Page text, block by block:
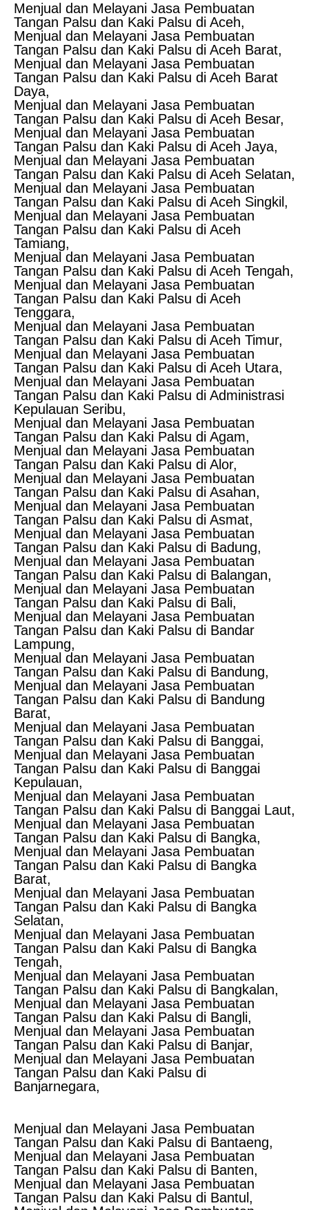
Menjual dan Melayani Jasa Pembuatan
Tangan Palsu dan Kaki Palsu di Aceh,
Menjual dan Melayani Jasa Pembuatan
Tangan Palsu dan Kaki Palsu di Aceh Barat,
Menjual dan Melayani Jasa Pembuatan
Tangan Palsu dan Kaki Palsu di Aceh Barat
Daya,
Menjual dan Melayani Jasa Pembuatan
Tangan Palsu dan Kaki Palsu di Aceh Besar,
Menjual dan Melayani Jasa Pembuatan
Tangan Palsu dan Kaki Palsu di Aceh Jaya,
Menjual dan Melayani Jasa Pembuatan
Tangan Palsu dan Kaki Palsu di Aceh Selatan,
Menjual dan Melayani Jasa Pembuatan
Tangan Palsu dan Kaki Palsu di Aceh Singkil,
Menjual dan Melayani Jasa Pembuatan
Tangan Palsu dan Kaki Palsu di Aceh
Tamiang,
Menjual dan Melayani Jasa Pembuatan
Tangan Palsu dan Kaki Palsu di Aceh Tengah,
Menjual dan Melayani Jasa Pembuatan
Tangan Palsu dan Kaki Palsu di Aceh
Tenggara,
Menjual dan Melayani Jasa Pembuatan
Tangan Palsu dan Kaki Palsu di Aceh Timur,
Menjual dan Melayani Jasa Pembuatan
Tangan Palsu dan Kaki Palsu di Aceh Utara,
Menjual dan Melayani Jasa Pembuatan
Tangan Palsu dan Kaki Palsu di Administrasi
Kepulauan Seribu,
Menjual dan Melayani Jasa Pembuatan
Tangan Palsu dan Kaki Palsu di Agam,
Menjual dan Melayani Jasa Pembuatan
Tangan Palsu dan Kaki Palsu di Alor,
Menjual dan Melayani Jasa Pembuatan
Tangan Palsu dan Kaki Palsu di Asahan,
Menjual dan Melayani Jasa Pembuatan
Tangan Palsu dan Kaki Palsu di Asmat,
Menjual dan Melayani Jasa Pembuatan
Tangan Palsu dan Kaki Palsu di Badung,
Menjual dan Melayani Jasa Pembuatan
Tangan Palsu dan Kaki Palsu di Balangan,
Menjual dan Melayani Jasa Pembuatan
Tangan Palsu dan Kaki Palsu di Bali,
Menjual dan Melayani Jasa Pembuatan
Tangan Palsu dan Kaki Palsu di Bandar
Lampung,
Menjual dan Melayani Jasa Pembuatan
Tangan Palsu dan Kaki Palsu di Bandung,
Menjual dan Melayani Jasa Pembuatan
Tangan Palsu dan Kaki Palsu di Bandung
Barat,
Menjual dan Melayani Jasa Pembuatan
Tangan Palsu dan Kaki Palsu di Banggai,
Menjual dan Melayani Jasa Pembuatan
Tangan Palsu dan Kaki Palsu di Banggai
Kepulauan,
Menjual dan Melayani Jasa Pembuatan
Tangan Palsu dan Kaki Palsu di Banggai Laut,
Menjual dan Melayani Jasa Pembuatan
Tangan Palsu dan Kaki Palsu di Bangka,
Menjual dan Melayani Jasa Pembuatan
Tangan Palsu dan Kaki Palsu di Bangka
Barat,
Menjual dan Melayani Jasa Pembuatan
Tangan Palsu dan Kaki Palsu di Bangka
Selatan,
Menjual dan Melayani Jasa Pembuatan
Tangan Palsu dan Kaki Palsu di Bangka
Tengah,
Menjual dan Melayani Jasa Pembuatan
Tangan Palsu dan Kaki Palsu di Bangkalan,
Menjual dan Melayani Jasa Pembuatan
Tangan Palsu dan Kaki Palsu di Bangli,
Menjual dan Melayani Jasa Pembuatan
Tangan Palsu dan Kaki Palsu di Banjar,
Menjual dan Melayani Jasa Pembuatan
Tangan Palsu dan Kaki Palsu di
Banjarnegara,
Menjual dan Melayani Jasa Pembuatan
Tangan Palsu dan Kaki Palsu di Bantaeng,
Menjual dan Melayani Jasa Pembuatan
Tangan Palsu dan Kaki Palsu di Banten,
Menjual dan Melayani Jasa Pembuatan
Tangan Palsu dan Kaki Palsu di Bantul,